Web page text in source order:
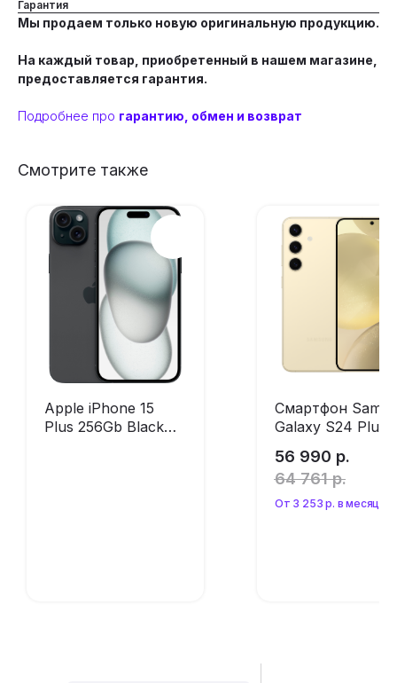
Гарантия
Мы продаем только новую оригинальную продукцию.
На каждый товар, приобретенный в нашем магазине,
предоставляется гарантия.
Подробнее про гарантию, обмен и возврат
Смотрите также
Apple iPhone 15
Plus 256Gb Black
Смартфон
Galaxy S24 Plus
Yellow (без
RuStore)
56 990 р.
64 761 р.
От 3 253 р. в месяц